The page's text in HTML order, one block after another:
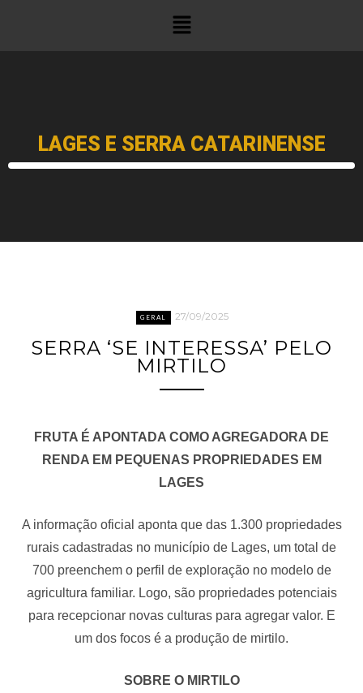
LAGES E SERRA CATARINENSE
GERAL 27/09/2025
SERRA ‘SE INTERESSA’ PELO
MIRTILO
FRUTA É APONTADA COMO AGREGADORA DE
RENDA EM PEQUENAS PROPRIEDADES EM
LAGES
A informação oficial aponta que das 1.300 propriedades
rurais cadastradas no município de Lages, um total de
700 preenchem o perfil de exploração no modelo de
agricultura familiar. Logo, são propriedades potenciais
para recepcionar novas culturas para agregar valor. E
um dos focos é a produção de mirtilo.
SOBRE O MIRTILO